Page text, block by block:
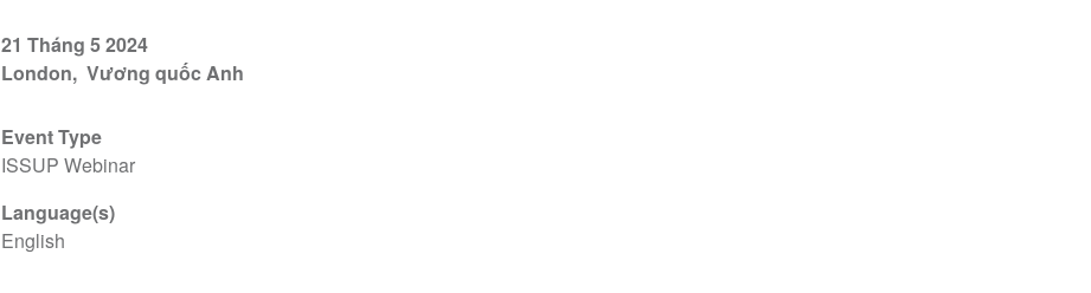
21 Tháng 5 2024
London Vương quốc Anh
Event Type
ISSUP Webinar
Language(s)
English